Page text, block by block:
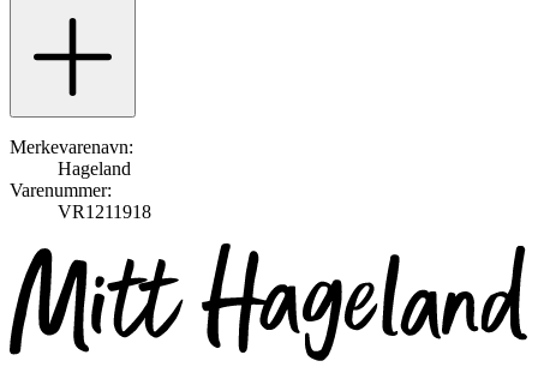
Merkevarenavn:
Hageland
Varenummer:
VR1211918